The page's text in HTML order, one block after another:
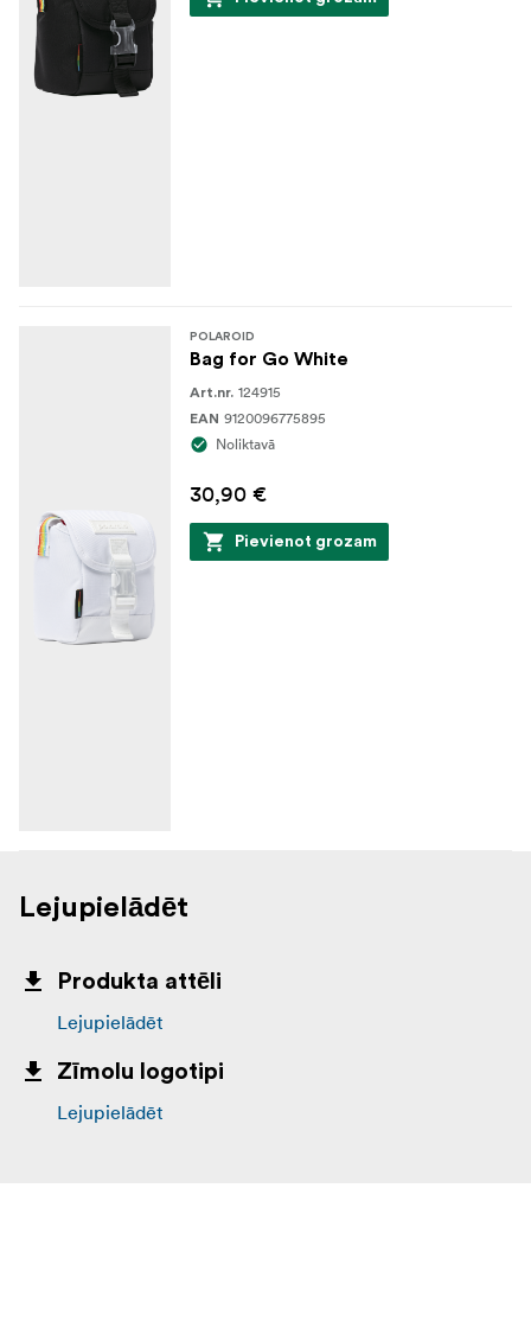
POLAROID
Bag for Go White
Art.nr. 124915
EAN 9120096775895
Noliktavā
30,90 €
Pievienot grozam
Lejupielādēt
Produkta attēli
Lejupielādēt
Zīmolu logotipi
Lejupielādēt